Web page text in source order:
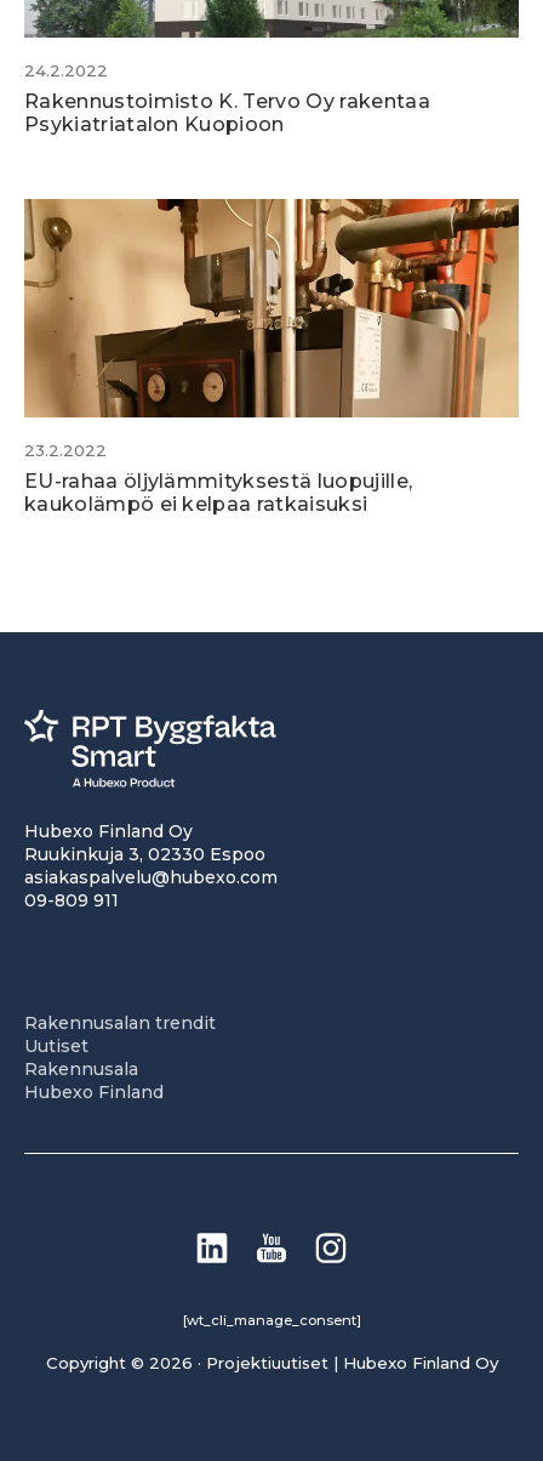
24.2.2022
Rakennustoimisto K. Tervo Oy rakentaa
Psykiatriatalon Kuopioon
23.2.2022
EU-rahaa öljylämmityksestä luopujille,
kaukolämpö ei kelpaa ratkaisuksi
Hubexo Finland Oy
Ruukinkuja 3, 02330 Espoo
asiakaspalvelu@hubexo.com
09-809 911
Rakennusalan trendit
Uutiset
Rakennusala
Hubexo Finland
[wt_cli_manage_consent]
Copyright © 2026 · Projektiuutiset | Hubexo Finland Oy